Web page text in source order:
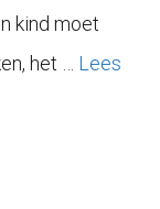
kind moet
het … Lees